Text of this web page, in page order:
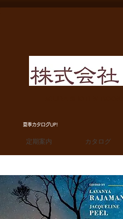
夏季カタログUP!
定期案内 カタログ